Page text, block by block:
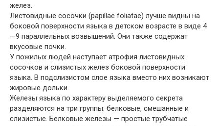
желез.
Листовидные сосочки (papillae foliatae) лучше видны на
боковой поверхности языка в детском возрасте в виде 4
—9 параллельных возвышений. Они также содержат
вкусовые почки.
У пожилых людей наступает атрофия листовидных
сосочков и слизистых желез боковой поверхности
языка. В подслизистом слое языка вместо них возникают
жировые дольки.
Железы языка по характеру выделяемого секрета
разделяются на три группы: белковые, смешанные и
слизистые. Белковые железы — простые трубчатые